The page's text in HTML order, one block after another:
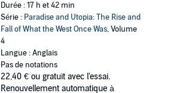
Durée : 17 h et 42 min
Série : Paradise and Utopia: The Rise and
Fall of What the West Once Was, Volume
4
Langue : Anglais
Pas de notations
22,40 € ou gratuit avec l'essai.
Renouvellement automatique à